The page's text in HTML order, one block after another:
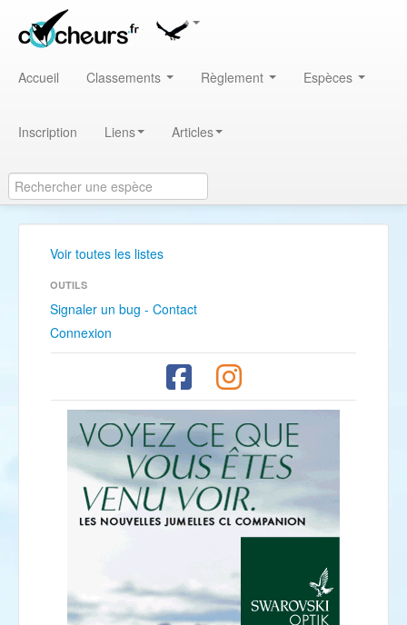
Accueil Classements Règlement Espèces
Inscription Liens Articles
Voir toutes les listes
OUTILS
Signaler un bug - Contact
Connexion